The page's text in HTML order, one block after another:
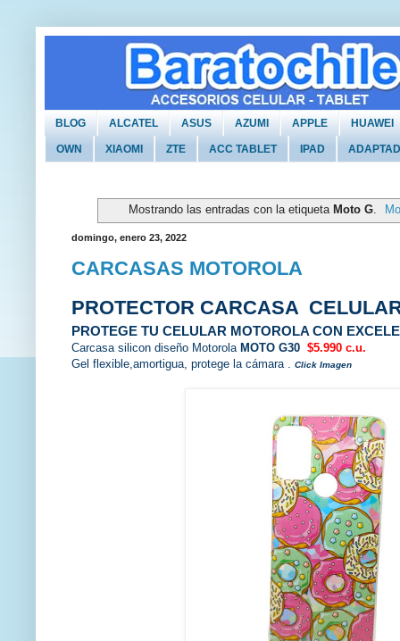
BLOG ALCATEL ASUS AZUMI APPLE HUAWEI
OWN XIAOMI ZTE ACC TABLET IPAD
Mostrando las entradas con la etiqueta Moto G.
domingo, enero 23, 2022
CARCASAS MOTOROLA
PROTECTOR CARCASA
PROTEGE TU CELULAR MOTOROLA CON
Carcasa silicon diseño Motorola MOTO G30 $5.990 c.u.
Gel flexible,amortigua, protege la cámara . Click Imagen